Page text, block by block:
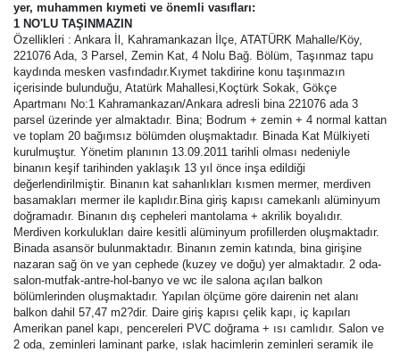
yer, muhammen kıymeti ve önemli vasıfları:
1 NO'LU TAŞINMAZIN
Özellikleri : Ankara İl, Kahramankazan İlçe, ATATÜRK Mahalle/Köy,
221076 Ada, 3 Parsel, Zemin Kat, 4 Nolu Bağ. Bölüm, Taşınmaz tapu
kaydında mesken vasfındadır.Kıymet takdirine konu taşınmazın
içerisinde bulunduğu, Atatürk Mahallesi,Koçtürk Sokak, Gökçe
Apartmanı No:1 Kahramankazan/Ankara adresli bina 221076 ada 3
parsel üzerinde yer almaktadır. Bina; Bodrum + zemin + 4 normal kattan
ve toplam 20 bağımsız bölümden oluşmaktadır. Binada Kat Mülkiyeti
kurulmuştur. Yönetim planının 13.09.2011 tarihli olması nedeniyle
binanın keşif tarihinden yaklaşık 13 yıl önce inşa edildiği
değerlendirilmiştir. Binanın kat sahanlıkları kısmen mermer, merdiven
basamakları mermer ile kaplıdır.Bina giriş kapısı camekanlı alüminyum
doğramadır. Binanın dış cepheleri mantolama + akrilik boyalıdır.
Merdiven korkulukları daire kesitli alüminyum profillerden oluşmaktadır.
Binada asansör bulunmaktadır. Binanın zemin katında, bina girişine
nazaran sağ ön ve yan cephede (kuzey ve doğu) yer almaktadır. 2 oda-
salon-mutfak-antre-hol-banyo ve wc ile salona açılan balkon
bölümlerinden oluşmaktadır. Yapılan ölçüme göre dairenin net alanı
balkon dahil 57,47 m2?dir. Daire giriş kapısı çelik kapı, iç kapıları
Amerikan panel kapı, pencereleri PVC doğrama + ısı camlıdır. Salon ve
2 oda, zeminleri laminant parke, ıslak hacimlerin zeminleri seramik ile